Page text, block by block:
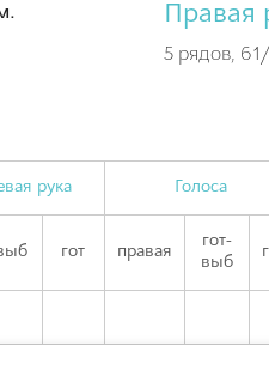
Правая
5 рядов,
рука Голоса
гот правая
гот-
выб